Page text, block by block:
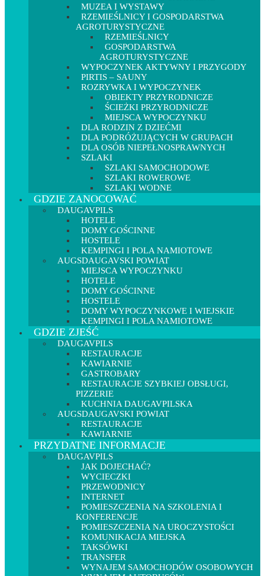
MUZEA I WYSTAWY
RZEMIEŚLNICY I GOSPODARSTWA
AGROTURYSTYCZNE
RZEMIEŚLNICY
GOSPODARSTWA
AGROTURYSTYCZNE
WYPOCZYNEK AKTYWNY I PRZYGODY
PIRTIS – SAUNY
ROZRYWKA I WYPOCZYNEK
OBIEKTY PRZYRODNICZE
ŚCIEŻKI PRZYRODNICZE
MIEJSCA WYPOCZYNKU
DLA RODZIN Z DZIEĆMI
DLA PODRÓŻUJĄCYCH W GRUPACH
DLA OSÓB NIEPEŁNOSPRAWNYCH
SZLAKI
SZLAKI SAMOCHODOWE
SZLAKI ROWEROWE
SZLAKI WODNE
GDZIE ZANOCOWAĆ
DAUGAVPILS
HOTELE
DOMY GOŚCINNE
HOSTELE
KEMPINGI I POLA NAMIOTOWE
AUGSDAUGAVSKI POWIAT
MIEJSCA WYPOCZYNKU
HOTELE
DOMY GOŚCINNE
HOSTELE
DOMY WYPOCZYNKOWE I WIEJSKIE
KEMPINGI I POLA NAMIOTOWE
GDZIE ZJEŚĆ
DAUGAVPILS
RESTAURACJE
KAWIARNIE
GASTROBARY
RESTAURACJE SZYBKIEJ OBSŁUGI,
PIZZERIE
KUCHNIA DAUGAVPILSKA
AUGSDAUGAVSKI POWIAT
RESTAURACJE
KAWIARNIE
PRZYDATNE INFORMACJE
DAUGAVPILS
JAK DOJECHAĆ?
WYCIECZKI
PRZEWODNICY
INTERNET
POMIESZCZENIA NA SZKOLENIA I
KONFERENCJE
POMIESZCZENIA NA UROCZYSTOŚCI
KOMUNIKACJA MIEJSKA
TAKSÓWKI
TRANSFER
WYNAJEM SAMOCHODÓW OSOBOWYCH